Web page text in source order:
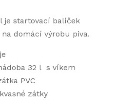
je startovací balíček
domácí výrobu piva.
32 l s víkem
PVC
zátky